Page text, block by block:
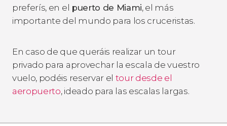
preferís, en el puerto de Miami, el más
importante del mundo para los cruceristas.
En caso de que queráis realizar un tour
privado para aprovechar la escala de vuestro
vuelo, podéis reservar el tour desde el
aeropuerto, ideado para las escalas largas.